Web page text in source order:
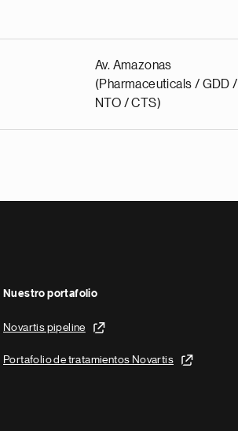
Av. Amazonas
(Pharmaceuticals / GDD /
NTO / CTS)
Nuestro portafolio
Novartis pipeline
Portafolio de tratamientos Novartis